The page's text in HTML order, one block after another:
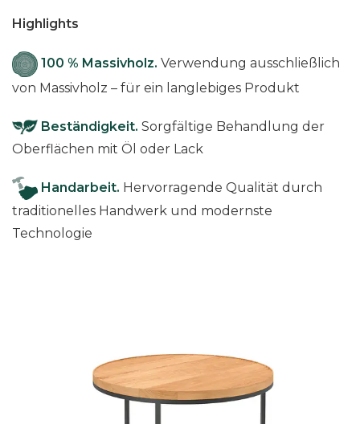
e
r
n
b
c
h
M
e
n
Highlights
100 % Massivholz. Verwendung ausschließlich
von Massivholz – für ein langlebiges Produkt
Beständigkeit. Sorgfältige Behandlung der
Oberflächen mit Öl oder Lack
Handarbeit. Hervorragende Qualität durch
traditionelles Handwerk und modernste
Technologie